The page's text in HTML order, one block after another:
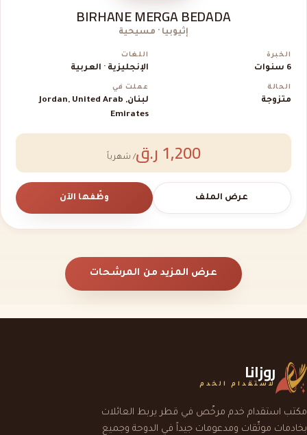
BIRHANE MERGA BEDADA
إثيوبيا · مسيحية
الخبرة
6 سنوات
اللغات
الإنجليزية · العربية
الحالة
متزوجة
عملت في
لبنان, Jordan, United Arab
Emirates
1,200 ر.ق / شهرياً
عرض الملف وظّفها الآن
عرض المزيد من المرشحات
روزانا
لاستقدام الخدم
مكتب استقدام خدم مرخّص في قطر يربط العائلات
بخادمات موثّقات ومدعومات جيداً في الدوحة وجميع